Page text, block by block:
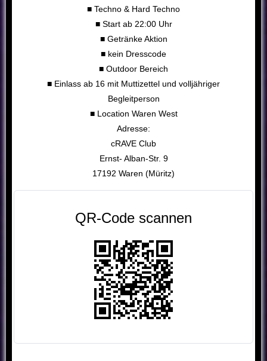
■ Techno & Hard Techno
■ Start ab 22:00 Uhr
■ Getränke Aktion
■ kein Dresscode
■ Outdoor Bereich
■ Einlass ab 16 mit Muttizettel und volljähriger
Begleitperson
■ Location Waren West
Adresse:
cRAVE Club
Ernst- Alban-Str. 9
17192 Waren (Müritz)
QR-Code scannen